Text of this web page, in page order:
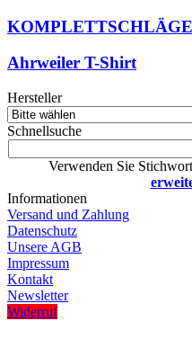
Ahrweiler T-Shirt
Hersteller
Schnellsuche
Verwenden Sie
Informationen
Versand und Zahlung
Datenschutz
Unsere AGB
Impressum
Kontakt
Newsletter
Widerruf